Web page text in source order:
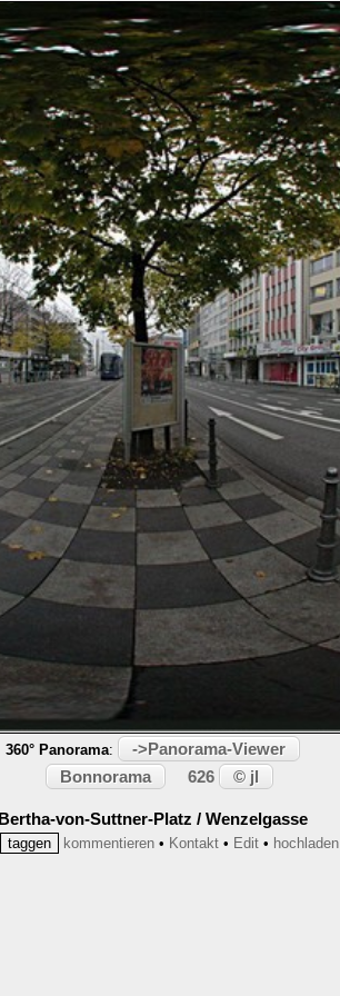
360° Panorama:
->Panorama-Viewer
Bonnorama
626 © jl
Bertha-von-Suttner-Platz / Wenzelgasse
kommentieren • Kontakt • Edit • hochladen